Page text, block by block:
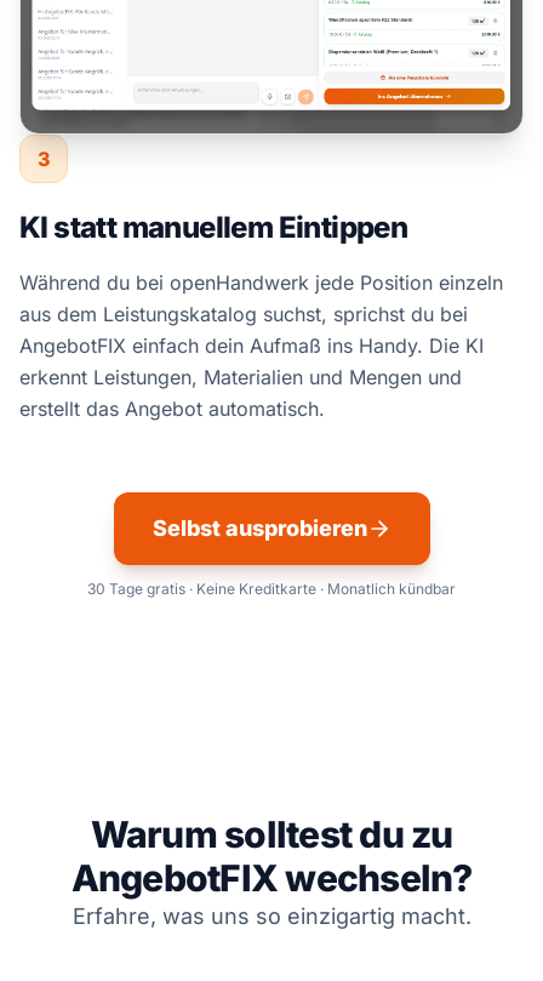
3
KI statt manuellem Eintippen
Während du bei openHandwerk jede Position einzeln
aus dem Leistungskatalog suchst, sprichst du bei
AngebotFIX einfach dein Aufmaß ins Handy. Die KI
erkennt Leistungen, Materialien und Mengen und
erstellt das Angebot automatisch.
Selbst ausprobieren
30 Tage gratis · Keine Kreditkarte · Monatlich kündbar
Warum solltest du zu
AngebotFIX wechseln?
Erfahre, was uns so einzigartig macht.